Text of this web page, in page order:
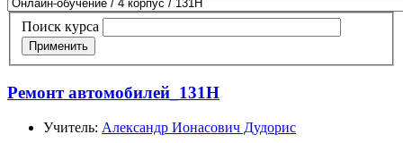
Поиск курса
Применить
Ремонт автомобилей_131Н
Учитель: Александр Ионасович Дудорис